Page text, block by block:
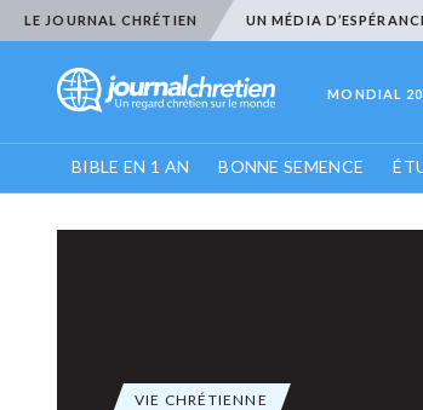
LE JOURNAL CHRÉTIEN UN MÉDIA
MONDIAL
BIBLE EN 1 AN BONNE SEMENCE
VIE CHRÉTIENNE